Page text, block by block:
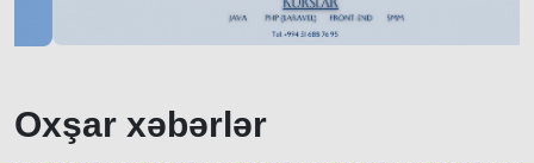
Oxşar xəbərlər